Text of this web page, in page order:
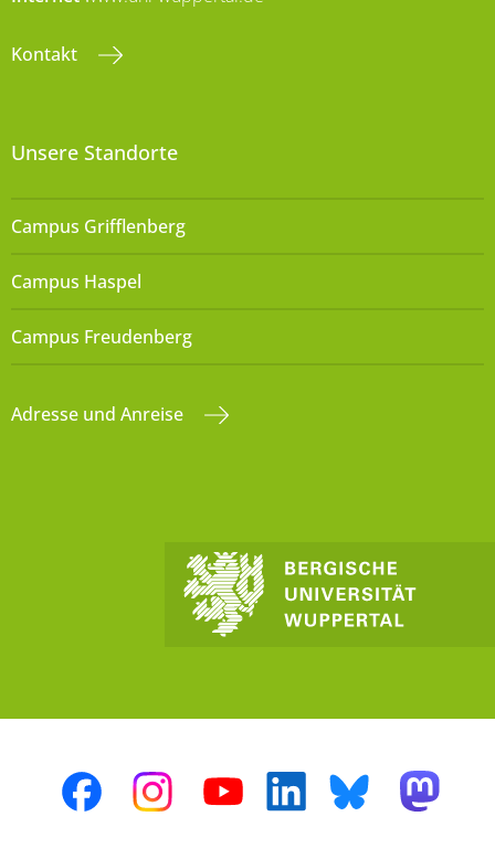
Kontakt
Unsere Standorte
Campus Grifflenberg
Campus Haspel
Campus Freudenberg
Adresse und Anreise